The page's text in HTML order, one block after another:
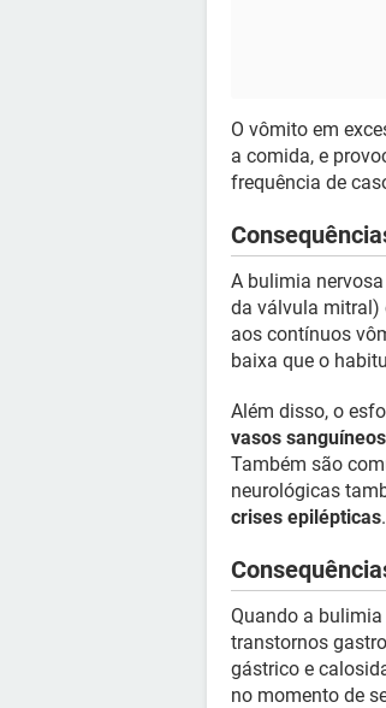
O vômito em
a comida, e
frequência de
A bulimia
da válvula mitral)
aos contínuos
baixa que o
Além disso, o
vasos sanguíneos
Também são
neurológicas
crises epilépticas.
Quando a
transtornos
gástrico e
no momento de